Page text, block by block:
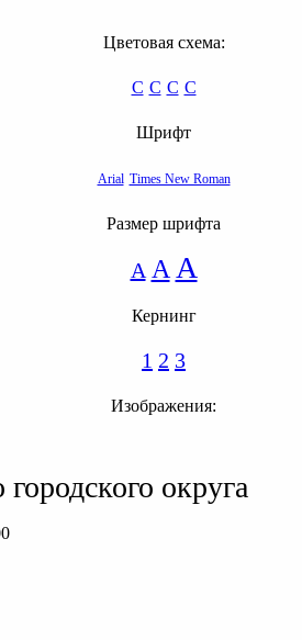
Цветовая схема:
C C C C
Шрифт
Arial Times New Roman
Размер шрифта
A A A
Кернинг
1 2 3
Изображения:
округа